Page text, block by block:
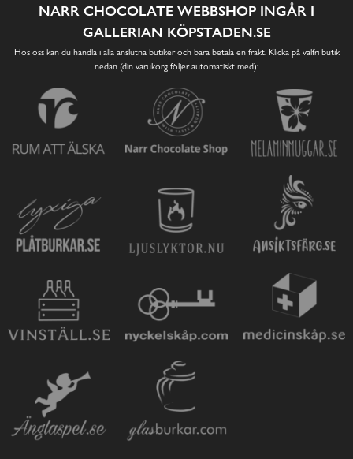
NARR CHOCOLATE WEBBSHOP INGÅR I
GALLERIAN KÖPSTADEN.SE
Hos oss kan du handla i alla anslutna butiker och bara betala en frakt. Klicka på valfri butik
nedan (din varukorg följer automatiskt med):